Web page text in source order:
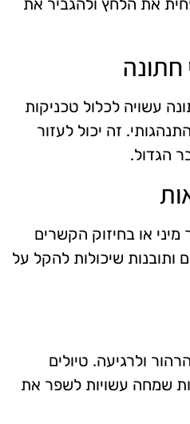
את הלחץ ולהגביר את
חתונה
עשויה לכלול טכניקות
זה יכול לעזור
הגדול.
או בחיזוק הקשרים
ותובנות שיכולות להקל על
ולרגיעה. טיולים
שמחה עשויות לשפר את